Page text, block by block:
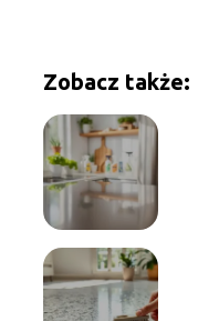
Zobacz także: